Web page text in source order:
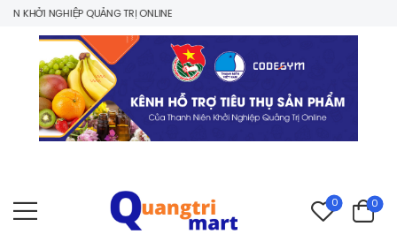
KHỞI NGHIỆP QUẢNG TRỊ ONLINE
0 0